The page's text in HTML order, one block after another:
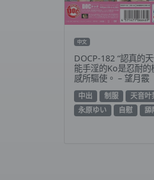
中文
DOCP-182 “認真的
能手淫的Ko是忍耐的
感所驅使。 – 望月霰
中出 制服 天音叶
永原ゆい
自慰 舔